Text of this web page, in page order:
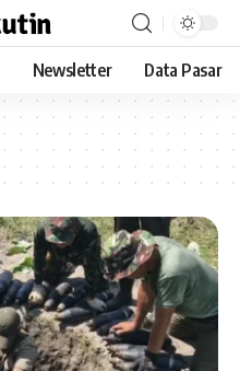
Newsletter Data Pasar